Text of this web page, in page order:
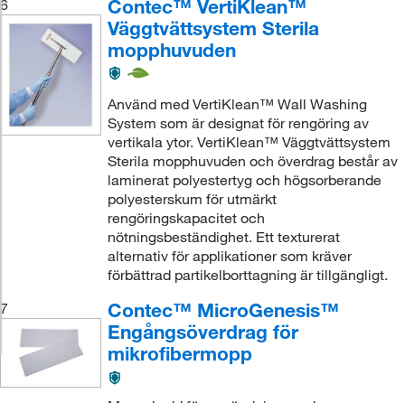
6
Contec™ VertiKlean™
Väggtvättsystem Sterila
mopphuvuden
Använd med VertiKlean™ Wall Washing
System som är designat för rengöring av
vertikala ytor. VertiKlean™ Väggtvättsystem
Sterila mopphuvuden och överdrag består av
laminerat polyestertyg och högsorberande
polyesterskum för utmärkt
rengöringskapacitet och
nötningsbeständighet. Ett texturerat
alternativ för applikationer som kräver
förbättrad partikelborttagning är tillgängligt.
7
Contec™ MicroGenesis™
Engångsöverdrag för
mikrofibermopp